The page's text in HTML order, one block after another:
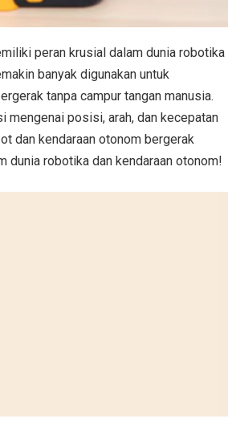
peran krusial dalam dunia robotika
banyak digunakan untuk
tanpa campur tangan manusia.
posisi, arah, dan kecepatan
dan kendaraan otonom bergerak
dunia robotika dan kendaraan otonom!